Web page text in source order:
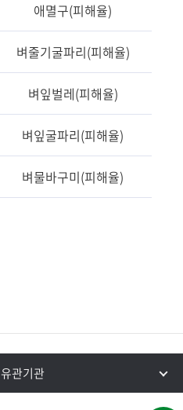
애멸구(피해율)
벼줄기굴파리(피해율)
벼잎벌레(피해율)
벼잎굴파리(피해율)
벼물바구미(피해율)
유관기관